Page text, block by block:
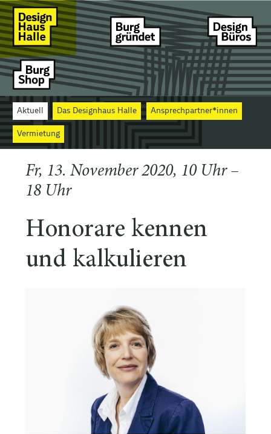
Aktuell Das Designhaus Halle Ansprechpartner*innen
Vermietung
Fr, 13. November 2020, 10 Uhr –
18 Uhr
Honorare kennen
und kalkulieren